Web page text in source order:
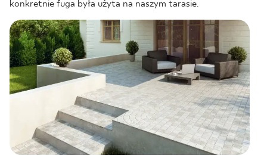
konkretnie fuga była użyta na naszym tarasie.